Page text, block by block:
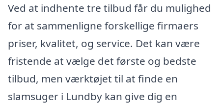
Ved at indhente tre tilbud får du mulighed
for at sammenligne forskellige firmaers
priser, kvalitet, og service. Det kan være
fristende at vælge det første og bedste
tilbud, men værktøjet til at finde en
slamsuger i Lundby kan give dig en